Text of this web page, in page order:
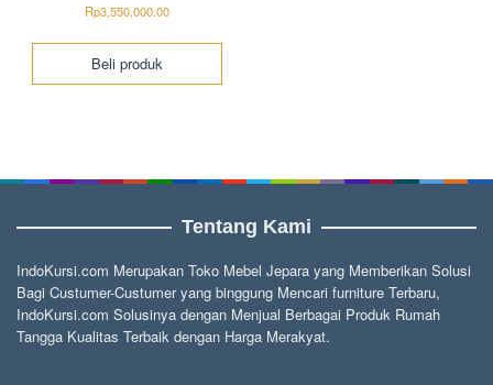
Rp3,550,000.00
Beli produk
Tentang Kami
IndoKursi.com Merupakan Toko Mebel Jepara yang Memberikan Solusi
Bagi Custumer-Custumer yang binggung Mencari furniture Terbaru,
IndoKursi.com Solusinya dengan Menjual Berbagai Produk Rumah
Tangga Kualitas Terbaik dengan Harga Merakyat.